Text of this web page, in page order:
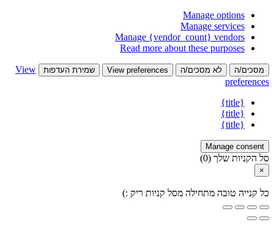
Manage options
Manage services
Manage {vendor_count} vendors
Read more about these purposes
מסכים/ה לא מסכים/ה View preferences שמירת העדפות
View
preferences
{title}
{title}
{title}
Manage consent
סל הקניות שלך (0)
×
כל קנייה טובה מתחילה מסל קניות ריק :)